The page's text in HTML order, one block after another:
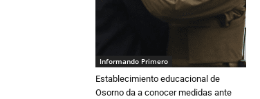
Informando Primero
Establecimiento educacional de
Osorno da a conocer medidas ante